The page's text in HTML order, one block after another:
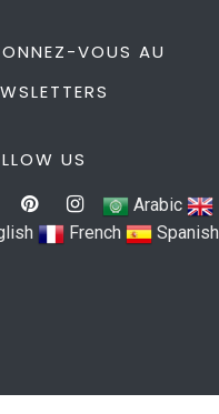
VOUS AU
US
Arabic
French Spanish